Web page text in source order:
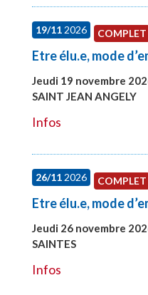
19/112026 COMPLET
Etre élu.e, mode
Jeudi 19 novembre
SAINT JEAN ANGELY
Infos
26/112026 COMPLET
Etre élu.e, mode
Jeudi 26 novembre
SAINTES
Infos